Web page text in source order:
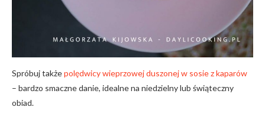
Spróbuj takżepolędwicy wieprzowej duszonej w sosie z kaparów
– bardzo smaczne danie, idealne na niedzielny lub świąteczny
obiad.